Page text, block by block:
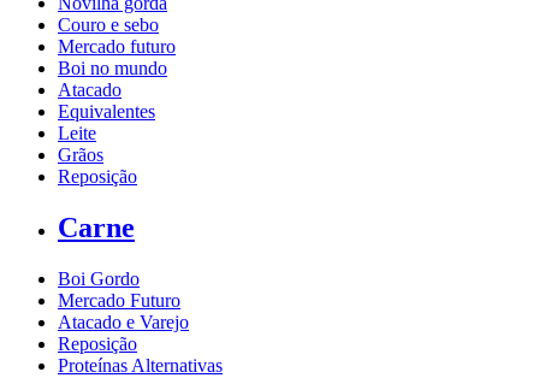
Couro e sebo
Mercado futuro
Boi no mundo
Atacado
Equivalentes
Leite
Grãos
Reposição
Carne
Boi Gordo
Mercado Futuro
Atacado e Varejo
Reposição
Proteínas Alternativas